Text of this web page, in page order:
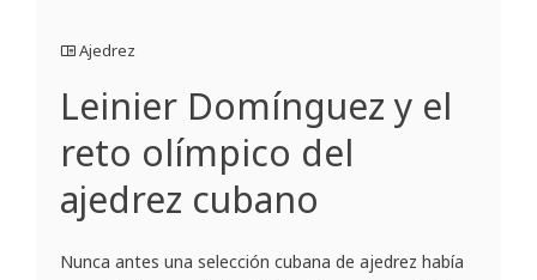
Ajedrez
Leinier Domínguez y el
reto olímpico del
ajedrez cubano
Nunca antes una selección cubana de ajedrez había